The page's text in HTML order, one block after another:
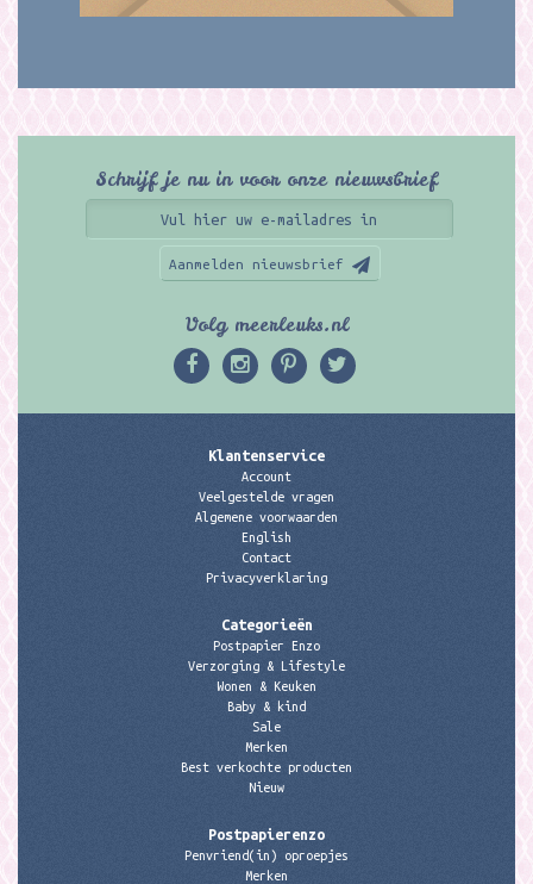
Schrijf je nu in voor onze nieuwsbrief
Aanmelden nieuwsbrief
Volg meerleuks.nl
Klantenservice
Account
Veelgestelde vragen
Algemene voorwaarden
English
Contact
Privacyverklaring
Categorieën
Postpapier Enzo
Verzorging & Lifestyle
Wonen & Keuken
Baby & kind
Sale
Merken
Best verkochte producten
Nieuw
Postpapierenzo
Penvriend(in) oproepjes
Merken